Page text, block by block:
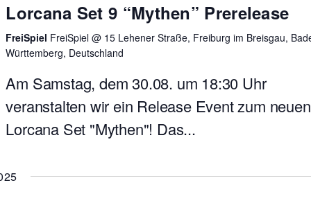
Lorcana Set 9 “Mythen” Prerelease
FreiSpiel FreiSpiel @ 15 Lehener Straße, Freiburg im Breisgau,
Württemberg, Deutschland
Am Samstag, dem 30.08. um 18:30 Uhr
veranstalten wir ein Release Event zum neuen
Lorcana Set "Mythen"! Das...